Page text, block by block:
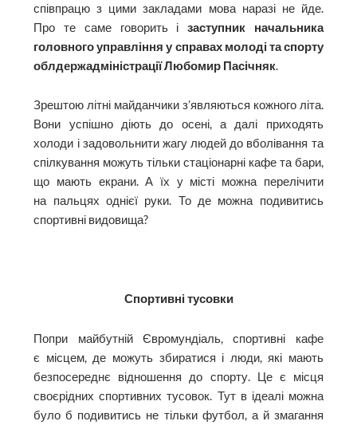
співпрацю з цими закладами мова наразі не йде.
Про те саме говорить і заступник начальника
головного управління у справах молоді та спорту
облдержадміністрації Любомир Пасічняк.
Зрештою літні майданчики з’являються кожного літа.
Вони успішно діють до осені, а далі приходять
холоди і задовольнити жагу людей до вболівання та
спілкування можуть тільки стаціонарні кафе та бари,
що мають екрани. А їх у місті можна перелічити
на пальцях однієї руки. То де можна подивитись
спортивні видовища?
Спортивні тусовки
Попри майбутній Євромундіаль, спортивні кафе
є місцем, де можуть збиратися і люди, які мають
безпосереднє відношення до спорту. Це є місця
своєрідних спортивних тусовок. Тут в ідеалі можна
було б подивитись не тільки футбол, а й змагання